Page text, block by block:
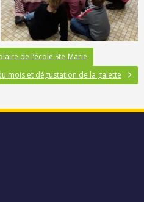
de l’école Ste-Marie
mois et dégustation de la galette